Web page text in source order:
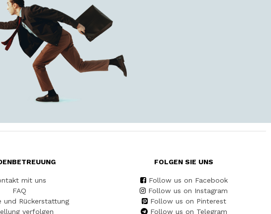
mit uns
FAQ
und Rückerstattung
verfolgen
FOLGEN SIE UNS
Follow us on Facebook
Follow us on Instagram
Follow us on Pinterest
Follow us on Telegram